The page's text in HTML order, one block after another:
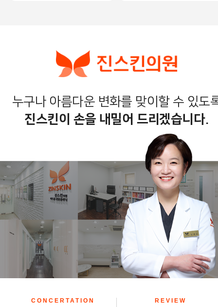
누구나 아름다운 변화를 맞이할 수 있도
진스킨이 손을 내밀어 드리겠습니다.
CONCERTATION REVIEW